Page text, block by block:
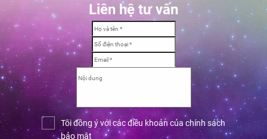
Liên hệ tư vấn
Tôi đồng ý với các điều khoản của chính sách
bảo mật